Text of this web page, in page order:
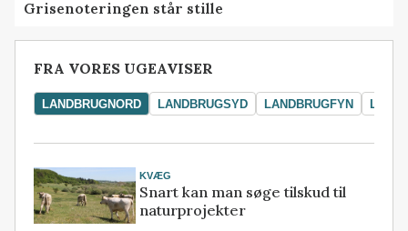
Grisenoteringen står stille
FRA VORES UGEAVISER
LANDBRUGNORD LANDBRUGSYD LANDBRUGFYN
KVÆG
Snart kan man søge tilskud til
naturprojekter